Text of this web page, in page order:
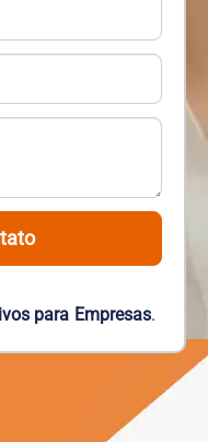
para Empresas.